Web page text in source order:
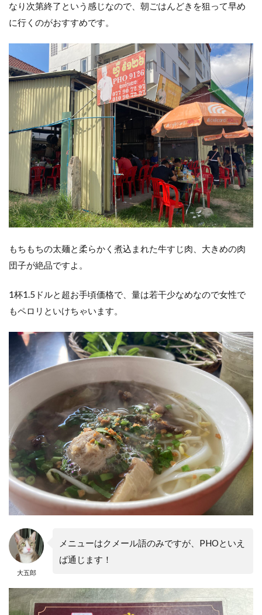
なり次第終了という感じなので、朝ごはんどきを狙って早め
に行くのがおすすめです。
もちもちの太麺と柔らかく煮込まれた牛すじ肉、大きめの肉
団子が絶品ですよ。
1杯1.5ドルと超お手頃価格で、量は若干少なめなので女性で
もペロリといけちゃいます。
大五郎
メニューはクメール語のみですが、PHOといえ
ば通じます！